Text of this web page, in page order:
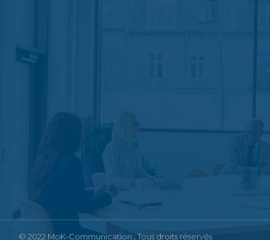
© 2022 MoK-Communication, Tous droits réservés